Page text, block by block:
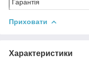
Гарантія
Приховати
Характеристики